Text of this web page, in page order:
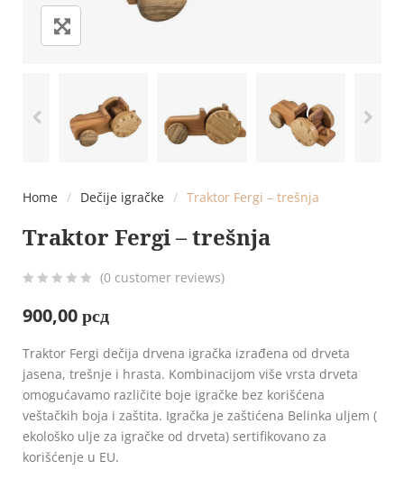
Home / Dečije igračke / Traktor Fergi – trešnja
Traktor Fergi – trešnja
out
ratings
(0 customer reviews)
900,00рсд
Traktor Fergi dečija drvena igračka izrađena od drveta
jasena, trešnje i hrasta. Kombinacijom više vrsta drveta
omogućavamo različite boje igračke bez korišćena
veštačkih boja i zaštita. Igračka je zaštićena Belinka uljem (
ekološko ulje za igračke od drveta) sertifikovano za
korišćenje u EU.